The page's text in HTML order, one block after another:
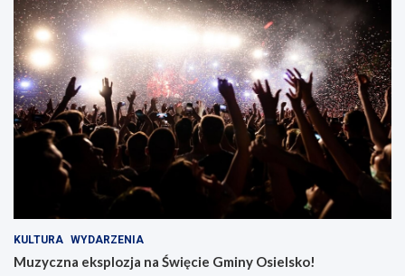
KULTURA WYDARZENIA
Muzyczna eksplozja na Święcie Gminy Osielsko!